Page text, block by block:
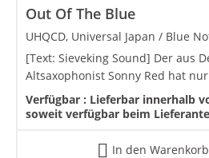
Out Of The Blue
UHQCD, Universal Japan / Blue
[Text: Sieveking Sound] Der aus
Altsaxophonist Sonny Red hat
Verfügbar : Lieferbar innerhalb
soweit verfügbar beim
In den Warenkorb